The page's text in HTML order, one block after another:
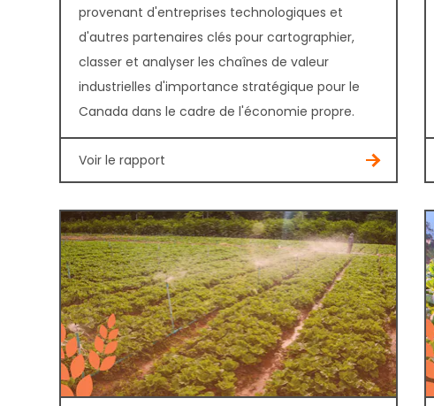
provenant d'entreprises technologiques et
d'autres partenaires clés pour cartographier,
classer et analyser les chaînes de valeur
industrielles d'importance stratégique pour le
Canada dans le cadre de l'économie propre.
Voir le rapport